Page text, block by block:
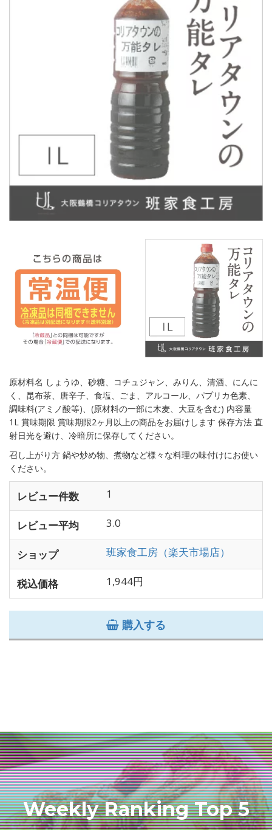
原材料名 しょうゆ、砂糖、コチュジャン、みりん、清酒、にんに
く、昆布茶、唐辛子、食塩、ごま、アルコール、パプリカ色素、
調味料(アミノ酸等)、(原材料の一部に木麦、大豆を含む) 内容量
1L 賞味期限 賞味期限2ヶ月以上の商品をお届けします 保存方法 直
射日光を避け、冷暗所に保存してください。
召し上がり方 鍋や炒め物、煮物など様々な料理の味付けにお使い
ください。
レビュー件数 1
レビュー平均 3.0
ショップ 班家食工房（楽天市場店）
税込価格 1,944円
購入する
Weekly Ranking Top 5